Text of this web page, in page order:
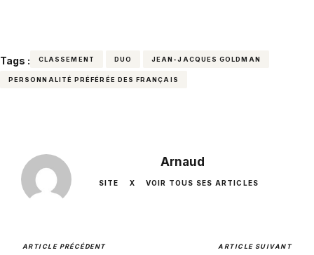
Tags : CLASSEMENT DUO JEAN-JACQUES GOLDMAN
PERSONNALITÉ PRÉFÉRÉE DES FRANÇAIS
Arnaud
SITE X VOIR TOUS SES ARTICLES
ARTICLE PRÉCÉDENT ARTICLE SUIVANT